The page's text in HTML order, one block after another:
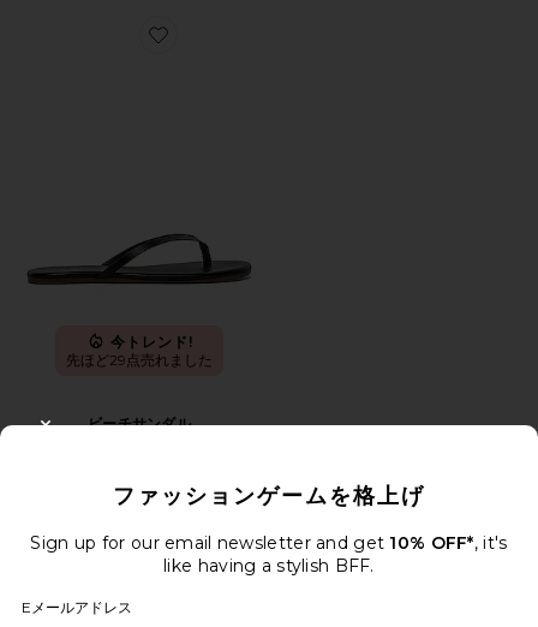
Favorite ビーチサンダル
今トレンド!
先ほど29点売れました
ビーチサンダル
Favorite ROMA パンツ
ファッションゲームを格上げ
Sign up for our email newsletter and get 10% OFF*, it's
like having a stylish BFF.
Eメールアドレス